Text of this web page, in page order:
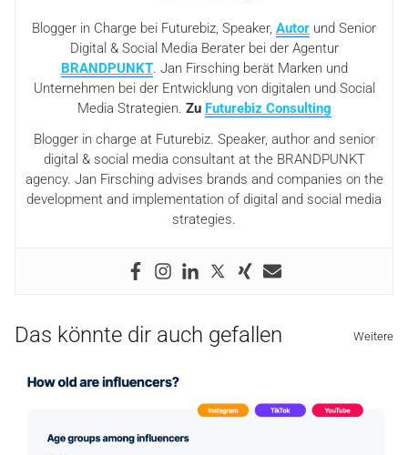
Blogger in Charge bei Futurebiz, Speaker, Autor und Senior
Digital & Social Media Berater bei der Agentur
BRANDPUNKT. Jan Firsching berät Marken und
Unternehmen bei der Entwicklung von digitalen und Social
Media Strategien. Zu Futurebiz Consulting
Blogger in charge at Futurebiz. Speaker, author and senior
digital & social media consultant at the BRANDPUNKT
agency. Jan Firsching advises brands and companies on the
development and implementation of digital and social media
strategies.
Das könnte dir auch gefallen Weitere